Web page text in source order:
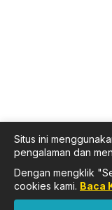
Situs ini
pengalaman dan
Dengan mengklik
cookies kami. Baca